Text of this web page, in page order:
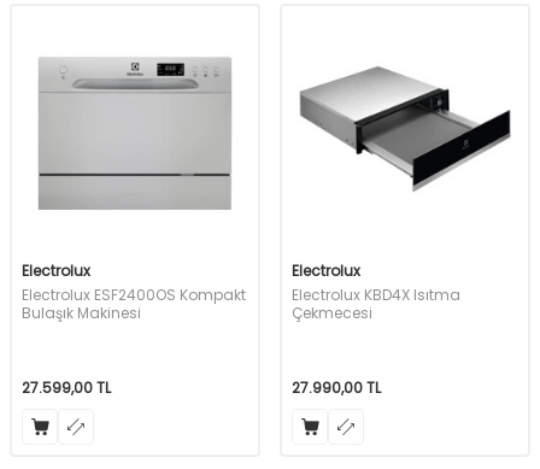
Electrolux
Electrolux ESF2400OS Kompakt
Bulaşık Makinesi
27.599,00TL
Electrolux
Electrolux KBD4X Isıtma
Çekmecesi
27.990,00TL